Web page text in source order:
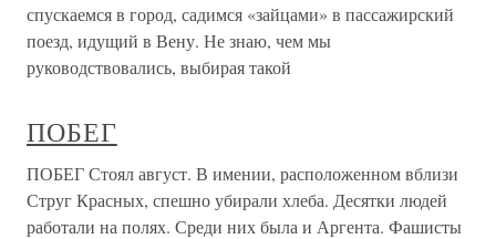
спускаемся в город, садимся «зайцами» в пассажирский
поезд, идущий в Вену. Не знаю, чем мы
руководствовались, выбирая такой
ПОБЕГ
ПОБЕГ Стоял август. В имении, расположенном вблизи
Струг Красных, спешно убирали хлеба. Десятки людей
работали на полях. Среди них была и Аргента. Фашисты